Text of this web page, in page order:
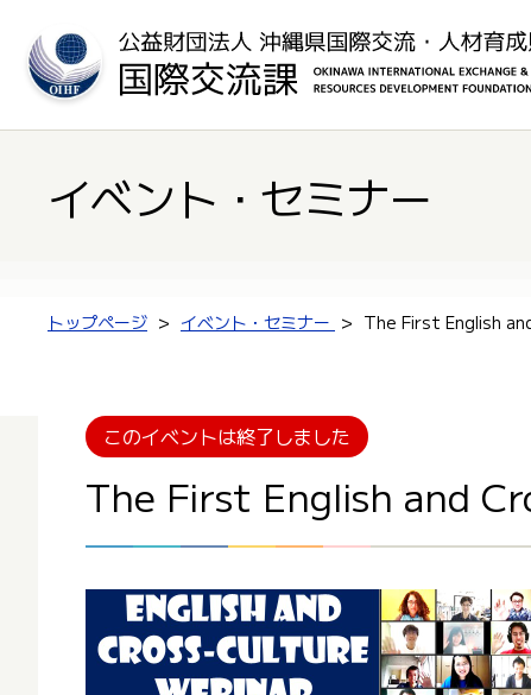
イベント・セミナー
トップページ イベント・セミナー The First English
このイベントは終了しました
The First English and